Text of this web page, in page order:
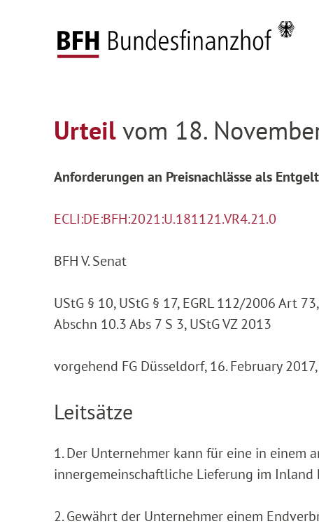
Federal Fiscal Court
Urteilvom 18.
Anforderungen an Preisnachlässe als
ECLI:DE:BFH:2021:U.181121.VR4.21.0
BFH V. Senat
UStG § 10, UStG § 17, EGRL 112/2006 Art
Abschn 10.3 Abs 7 S 3, UStG VZ 2013
vorgehend FG Düsseldorf, 16. February
Leitsätze
1. Der Unternehmer kann für eine in einem
innergemeinschaftliche Lieferung im
2. Gewährt der Unternehmer einem